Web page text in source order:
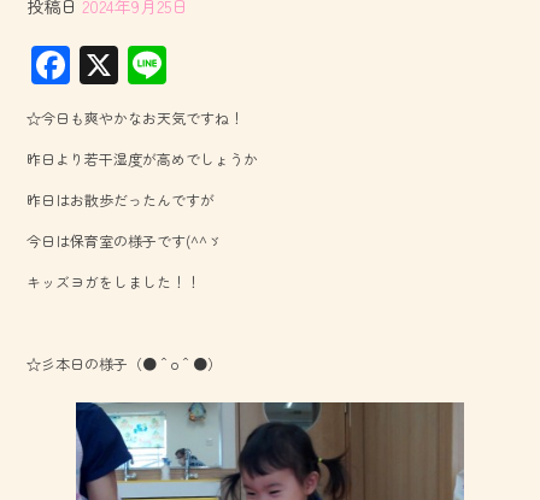
投稿日 2024年9月25日
F
ac
e
b
o
ok
X
ne
☆今日も爽やかなお天気ですね！
昨日より若干湿度が高めでしょうか
昨日はお散歩だったんですが
今日は保育室の様子です(^^ゞ
キッズヨガをしました！！
☆彡本日の様子（●＾o＾●）